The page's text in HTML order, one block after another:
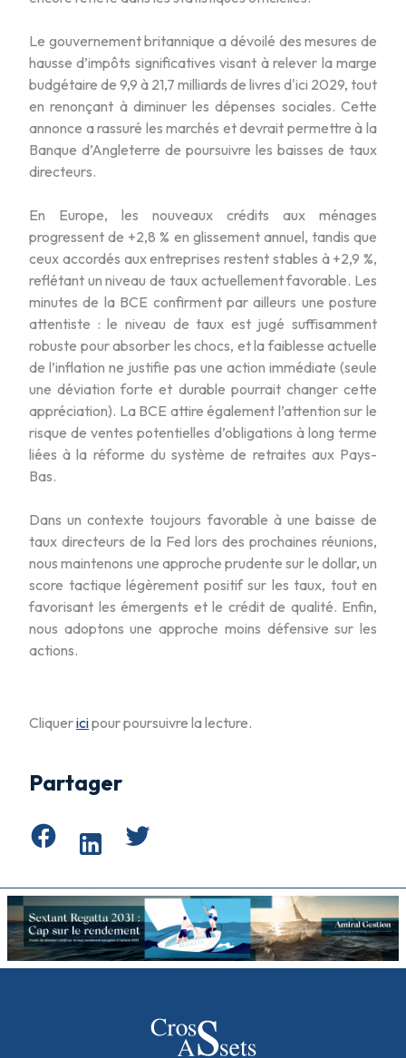
Le gouvernement britannique a dévoilé des mesures de
hausse d’impôts significatives visant à relever la marge
budgétaire de 9,9 à 21,7 milliards de livres d'ici 2029, tout
en renonçant à diminuer les dépenses sociales. Cette
annonce a rassuré les marchés et devrait permettre à la
Banque d’Angleterre de poursuivre les baisses de taux
directeurs.
En Europe, les nouveaux crédits aux ménages
progressent de +2,8 % en glissement annuel, tandis que
ceux accordés aux entreprises restent stables à +2,9 %,
reflétant un niveau de taux actuellement favorable. Les
minutes de la BCE confirment par ailleurs une posture
attentiste : le niveau de taux est jugé suffisamment
robuste pour absorber les chocs, et la faiblesse actuelle
de l’inflation ne justifie pas une action immédiate (seule
une déviation forte et durable pourrait changer cette
appréciation). La BCE attire également l’attention sur le
risque de ventes potentielles d’obligations à long terme
liées à la réforme du système de retraites aux Pays-
Bas.
Dans un contexte toujours favorable à une baisse de
taux directeurs de la Fed lors des prochaines réunions,
nous maintenons une approche prudente sur le dollar, un
score tactique légèrement positif sur les taux, tout en
favorisant les émergents et le crédit de qualité. Enfin,
nous adoptons une approche moins défensive sur les
actions.
Cliquericipour poursuivre la lecture.
Partager